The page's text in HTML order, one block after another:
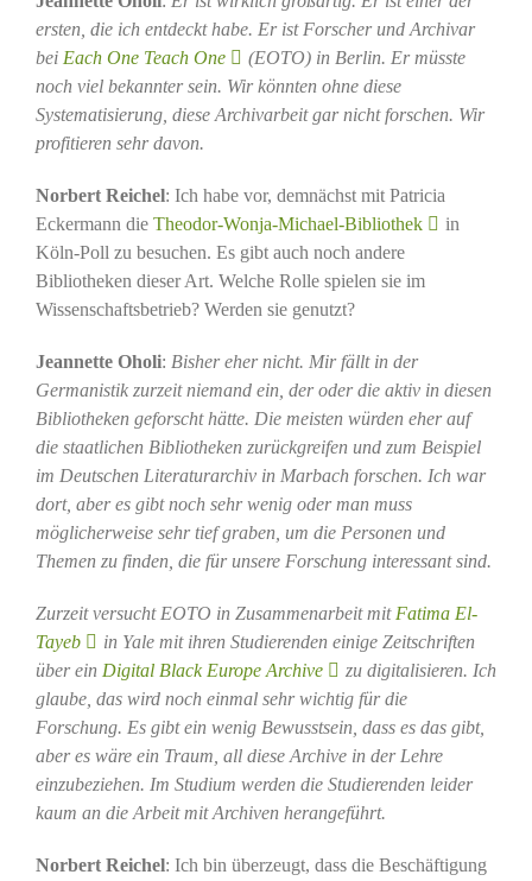
ersten, die ich entdeckt habe. Er ist Forscher und Archivar
bei Each One Teach One
(EOTO) in Berlin. Er müsste
noch viel bekannter sein. Wir könnten ohne diese
Systematisierung, diese Archivarbeit gar nicht forschen. Wir
profitieren sehr davon.
Norbert Reichel: Ich habe vor, demnächst mit Patricia
Eckermann die Theodor-Wonja-Michael-Bibliothek
in
Köln-Poll zu besuchen. Es gibt auch noch andere
Bibliotheken dieser Art. Welche Rolle spielen sie im
Wissenschaftsbetrieb? Werden sie genutzt?
Jeannette Oholi: Bisher eher nicht. Mir fällt in der
Germanistik zurzeit niemand ein, der oder die aktiv in diesen
Bibliotheken geforscht hätte. Die meisten würden eher auf
die staatlichen Bibliotheken zurückgreifen und zum Beispiel
im Deutschen Literaturarchiv in Marbach forschen. Ich war
dort, aber es gibt noch sehr wenig oder man muss
möglicherweise sehr tief graben, um die Personen und
Themen zu finden, die für unsere Forschung interessant sind.
Zurzeit versucht EOTO in Zusammenarbeit mit Fatima El-
Tayeb
in Yale mit ihren Studierenden einige Zeitschriften
über ein Digital Black Europe Archive
zu digitalisieren. Ich
glaube, das wird noch einmal sehr wichtig für die
Forschung. Es gibt ein wenig Bewusstsein, dass es das gibt,
aber es wäre ein Traum, all diese Archive in der Lehre
einzubeziehen. Im Studium werden die Studierenden leider
kaum an die Arbeit mit Archiven herangeführt.
Norbert Reichel: Ich bin überzeugt, dass die Beschäftigung